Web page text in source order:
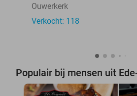
Ouwerkerk
Verkocht: 118
Populair bij mensen uit